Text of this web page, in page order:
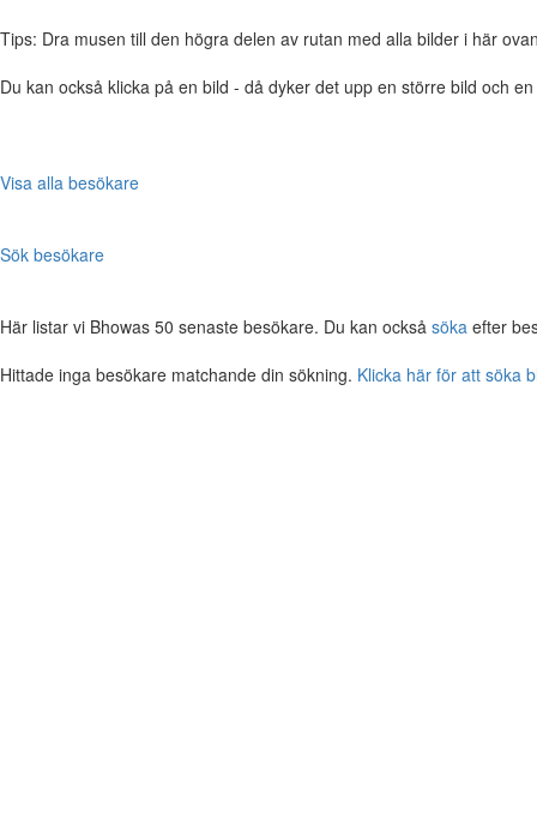
Tips: Dra musen till den högra delen av rutan med alla bilder i här
Du kan också klicka på en bild - då dyker det upp en större bild och
Visa alla besökare
Sök besökare
Här listar vi Bhowas 50 senaste besökare. Du kan också söka efter
Hittade inga besökare matchande din sökning. Klicka här för att söka